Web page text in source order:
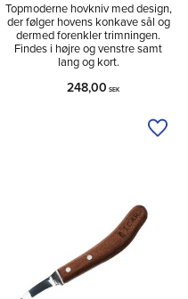
Topmoderne hovkniv med design,
der følger hovens konkave sål og
dermed forenkler trimningen.
Findes i højre og venstre samt
lang og kort.
248,00 SEK